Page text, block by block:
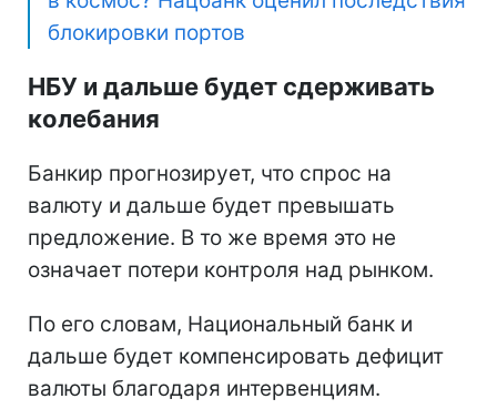
блокировки портов
НБУ и дальше будет сдерживать
колебания
Банкир прогнозирует, что спрос на
валюту и дальше будет превышать
предложение. В то же время это не
означает потери контроля над рынком.
По его словам, Национальный банк и
дальше будет компенсировать дефицит
валюты благодаря интервенциям.